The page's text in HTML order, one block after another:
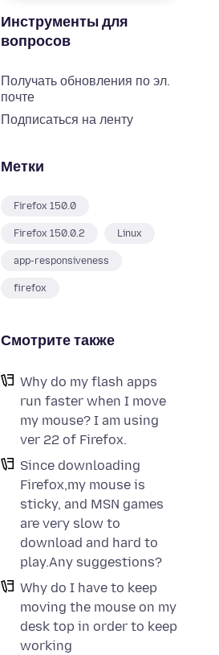
Инструменты для
вопросов
Получать обновления по эл.
почте
Подписаться на ленту
Метки
Firefox 150.0
Firefox 150.0.2 Linux
app-responsiveness
firefox
Смотрите также
Why do my flash apps
run faster when I move
my mouse? I am using
ver 22 of Firefox.
Since downloading
Firefox,my mouse is
sticky, and MSN games
are very slow to
download and hard to
play.Any suggestions?
Why do I have to keep
moving the mouse on my
desk top in order to keep
working